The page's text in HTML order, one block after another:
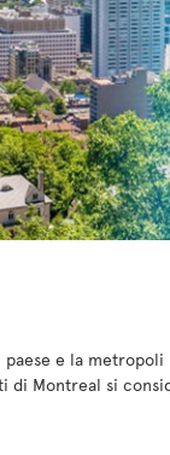
e la metropoli
di Montreal si